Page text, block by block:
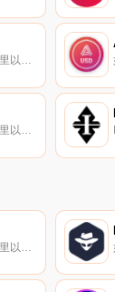
如果你想知道在哪里以當前價格購買TriipMiles,目前交易{TriipMiles]股票的頂級加密貨幣交易所是PancakeSwap（V2）。您可以在我們的加密貨幣交易所頁面上找到其他列表。Triip是一個支持區塊鏈的旅行平臺,允許服務提供商和客戶之間直接互動.
如果你想知道在哪里以當前價格購買BOSagora,目前交易{BOSagora]股票的頂級加密貨幣交易所是KuCoin、Gate.io、Bithumb、LATOKEN和BitGlobal。您可以在我們的加密貨幣交易所頁面上找到其他列表.